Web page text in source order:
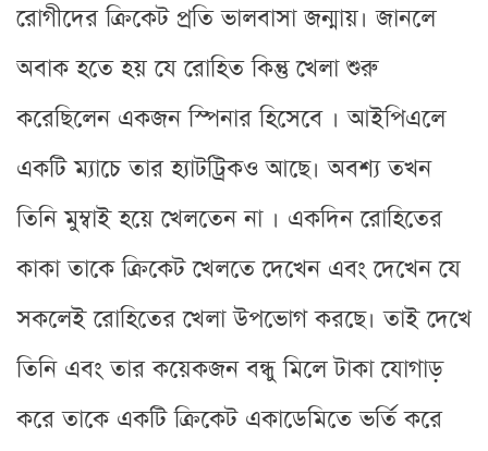
রোগীদের ক্রিকেট প্রতি ভালবাসা জন্মায়। জানলে
অবাক হতে হয় যে রোহিত কিন্তু খেলা শুরু
করেছিলেন একজন স্পিনার হিসেবে । আইপিএলে
একটি ম্যাচে তার হ্যাটট্রিকও আছে। অবশ্য তখন
তিনি মুম্বাই হয়ে খেলতেন না । একদিন রোহিতের
কাকা তাকে ক্রিকেট খেলতে দেখেন এবং দেখেন যে
সকলেই রোহিতের খেলা উপভোগ করছে। তাই দেখে
তিনি এবং তার কয়েকজন বন্ধু মিলে টাকা যোগাড়
করে তাকে একটি ক্রিকেট একাডেমিতে ভর্তি করে